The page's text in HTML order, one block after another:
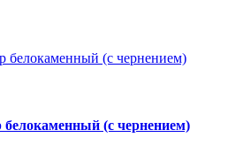
(с чернением)